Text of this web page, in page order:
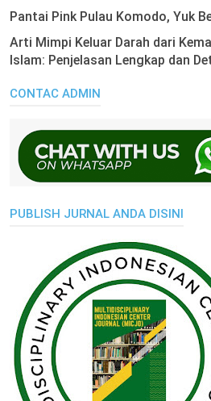
Pantai Pink Pulau Komodo, Yuk
Arti Mimpi Keluar Darah dari
Islam: Penjelasan Lengkap dan
CONTAC ADMIN
PUBLISH JURNAL ANDA DISINI